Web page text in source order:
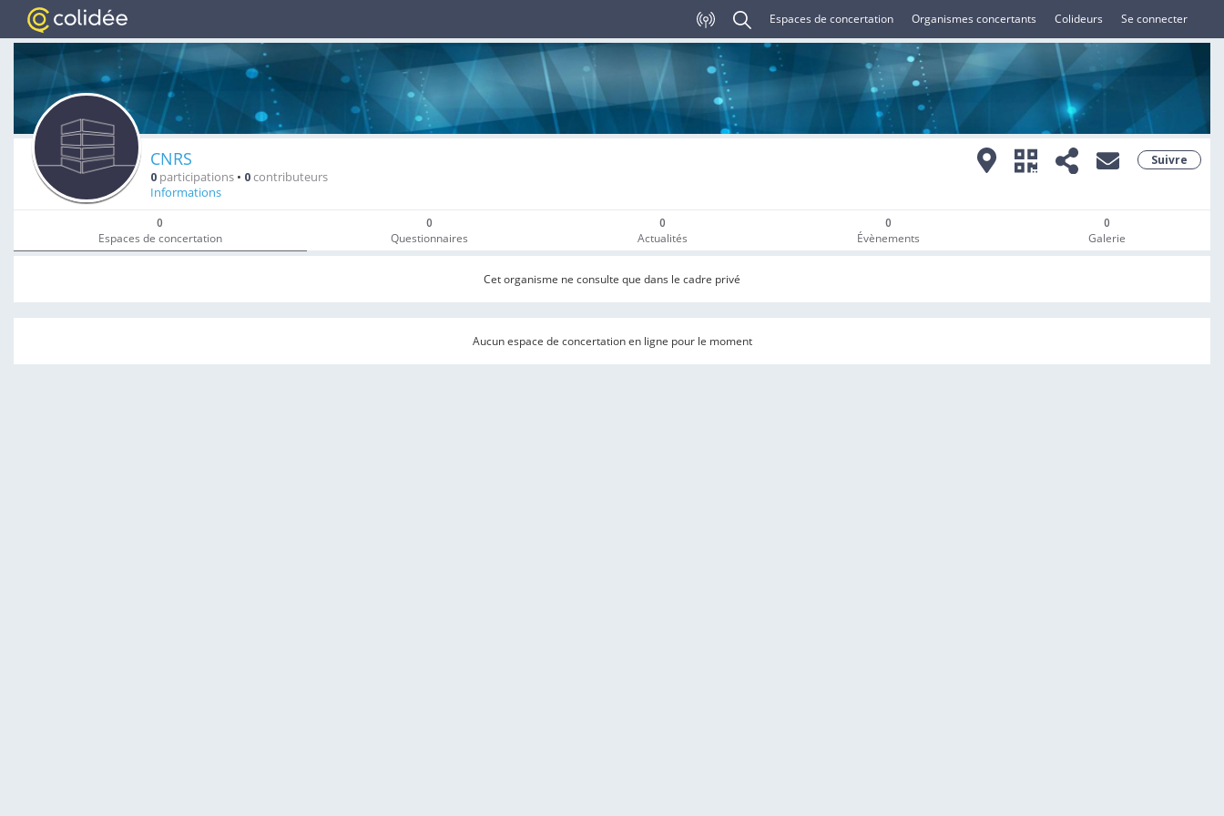
Espaces de concertation Organismes concertants Colideurs Se connecter
CNRS
0 participations • 0contributeurs
Informations
Suivre
0
Espaces de concertation
0
Questionnaires
0
Actualités
0
Évènements
0
Galerie
Cet organisme ne consulte que dans le cadre privé
Aucun espace de concertation en ligne pour le moment